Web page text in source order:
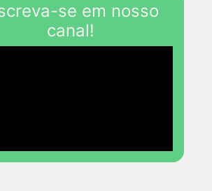
se em nosso
canal!